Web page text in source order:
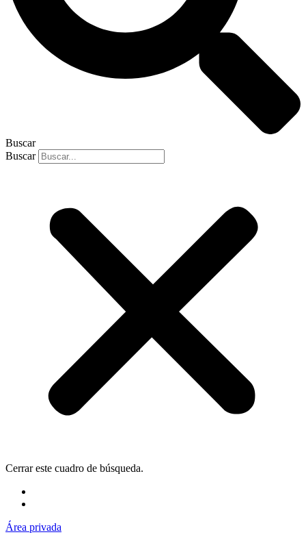
Buscar
Buscar
Cerrar este cuadro de búsqueda.
Área privada